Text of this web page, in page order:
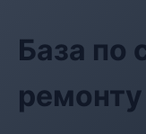
База по
ремонту